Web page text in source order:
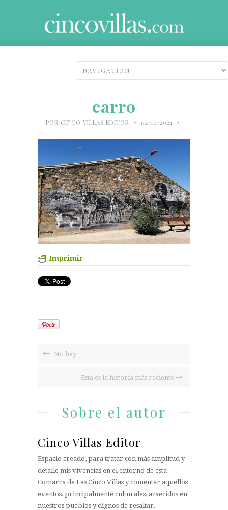
carro
POR CINCO VILLAS EDITOR • 02/10/2021 •
Imprimir
No hay
Esta es la historia más reciente
Sobre el autor
Cinco Villas Editor
Espacio creado, para tratar con más amplitud y
detalle mis vivencias en el entorno de esta
Comarca de Las Cinco Villas y comentar aquellos
eventos, principalmente culturales, acaecidos en
nuestros pueblos y dignos de resaltar.